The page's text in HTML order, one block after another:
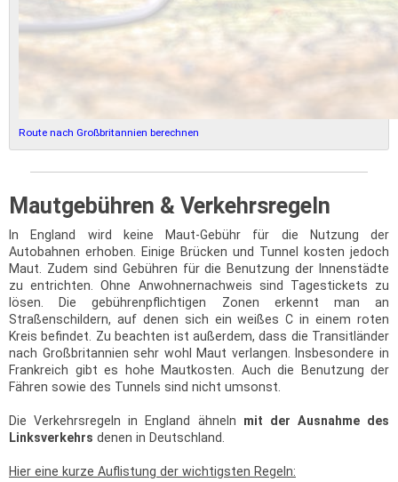
Route nach Großbritannien berechnen
Mautgebühren & Verkehrsregeln
In England wird keine Maut-Gebühr für die Nutzung der
Autobahnen erhoben. Einige Brücken und Tunnel kosten jedoch
Maut. Zudem sind Gebühren für die Benutzung der Innenstädte
zu entrichten. Ohne Anwohnernachweis sind Tagestickets zu
lösen. Die gebührenpflichtigen Zonen erkennt man an
Straßenschildern, auf denen sich ein weißes C in einem roten
Kreis befindet. Zu beachten ist außerdem, dass die Transitländer
nach Großbritannien sehr wohl Maut verlangen. Insbesondere in
Frankreich gibt es hohe Mautkosten. Auch die Benutzung der
Fähren sowie des Tunnels sind nicht umsonst.
Die Verkehrsregeln in England ähneln mit der Ausnahme des
Linksverkehrs denen in Deutschland.
Hier eine kurze Auflistung der wichtigsten Regeln: